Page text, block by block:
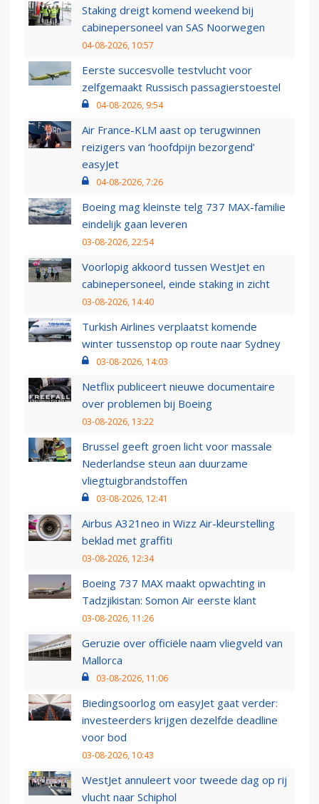
Staking dreigt komend weekend bij
cabinepersoneel van SAS Noorwegen
04-08-2026, 10:57
Eerste succesvolle testvlucht voor
zelfgemaakt Russisch passagierstoestel
04-08-2026, 9:54
Air France-KLM aast op terugwinnen
reizigers van ‘hoofdpijn bezorgend’
easyJet
04-08-2026, 7:26
Boeing mag kleinste telg 737 MAX-familie
eindelijk gaan leveren
03-08-2026, 22:54
Voorlopig akkoord tussen WestJet en
cabinepersoneel, einde staking in zicht
03-08-2026, 14:40
Turkish Airlines verplaatst komende
winter tussenstop op route naar Sydney
03-08-2026, 14:03
Netflix publiceert nieuwe documentaire
over problemen bij Boeing
03-08-2026, 13:22
Brussel geeft groen licht voor massale
Nederlandse steun aan duurzame
vliegtuigbrandstoffen
03-08-2026, 12:41
Airbus A321neo in Wizz Air-kleurstelling
beklad met graffiti
03-08-2026, 12:34
Boeing 737 MAX maakt opwachting in
Tadzjikistan: Somon Air eerste klant
03-08-2026, 11:26
Geruzie over officiële naam vliegveld van
Mallorca
03-08-2026, 11:06
Biedingsoorlog om easyJet gaat verder:
investeerders krijgen dezelfde deadline
voor bod
03-08-2026, 10:43
WestJet annuleert voor tweede dag op rij
vlucht naar Schiphol